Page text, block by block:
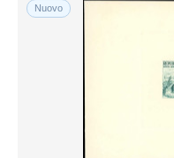
Nuovo